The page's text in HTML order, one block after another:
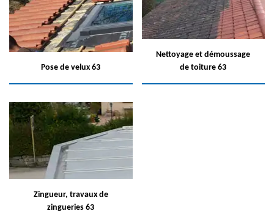
Pose de velux 63
Nettoyage et démoussage
de toiture 63
Zingueur, travaux de
zingueries 63